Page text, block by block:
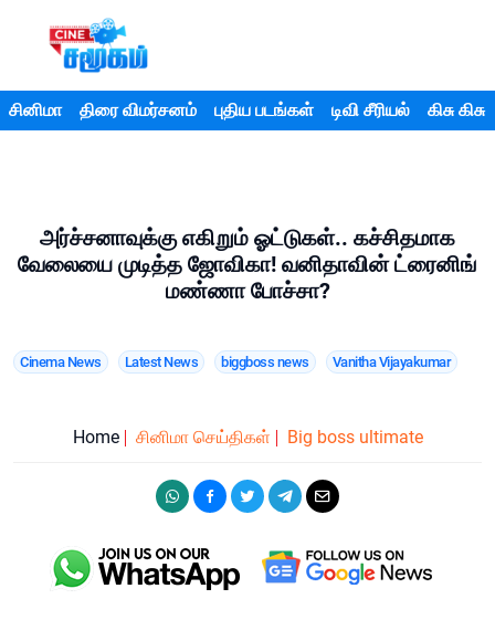
சினிமா திரை விமர்சனம் புதிய படங்கள் டிவி சீரியல் கிசு கிசு
அர்ச்சனாவுக்கு எகிறும் ஓட்டுகள்.. கச்சிதமாக
வேலையை முடித்த ஜோவிகா! வனிதாவின் ட்ரைனிங்
மண்ணா போச்சா?
Cinema News Latest News biggboss news Vanitha Vijayakumar
Home சினிமா செய்திகள் Big boss ultimate